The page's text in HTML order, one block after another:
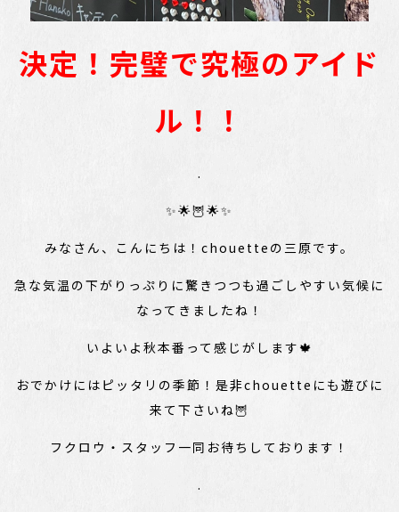
決定！完璧で究極のアイド
ル！！
.
✨🌟🦉🌟✨
みなさん、こんにちは！chouetteの三原です。
急な気温の下がりっぷりに驚きつつも過ごしやすい気候に
なってきましたね！
いよいよ秋本番って感じがします🍁
おでかけにはピッタリの季節！是非chouetteにも遊びに
来て下さいね🦉
フクロウ・スタッフ一同お待ちしております！
.